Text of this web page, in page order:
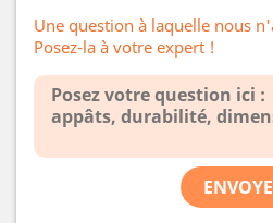
Une question à laquelle nous
Posez-la à votre expert !